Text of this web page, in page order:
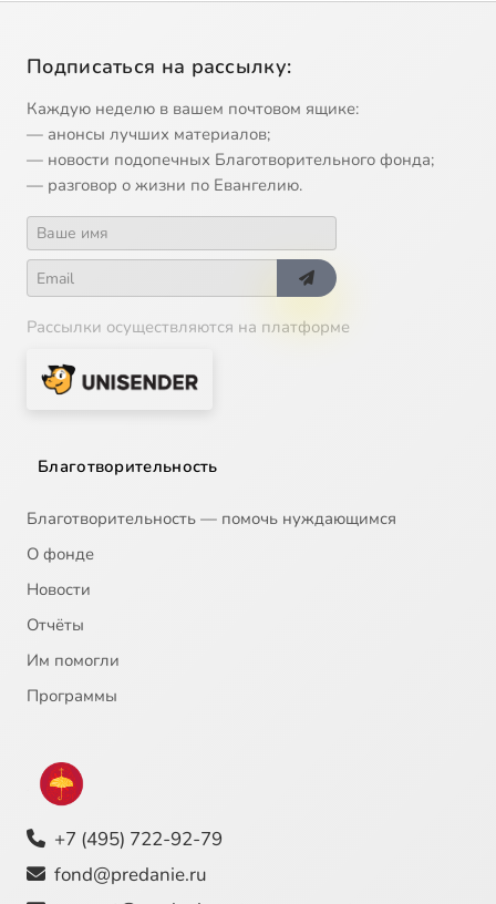
Подписаться на рассылку:
Каждую неделю в вашем почтовом ящике:
— анонсы лучших материалов;
— новости подопечных Благотворительного фонда;
— разговор о жизни по Евангелию.
Рассылки осуществляются на платформе
Благотворительность
Благотворительность — помочь нуждающимся
О фонде
Новости
Отчёты
Им помогли
Программы
+7 (495) 722-92-79
fond@predanie.ru